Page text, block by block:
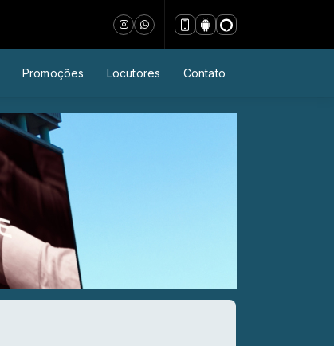
Promoções Locutores Contato